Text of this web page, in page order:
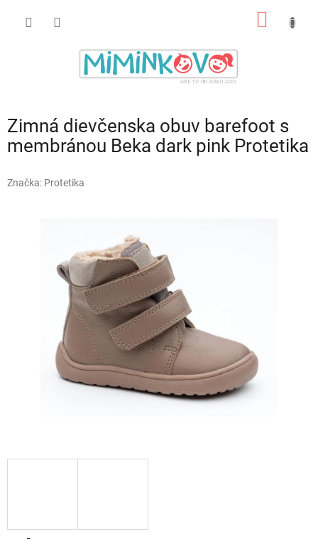
Zimná dievčenska obuv barefoot s
membránou Beka dark pink Protetika
Značka: Protetika